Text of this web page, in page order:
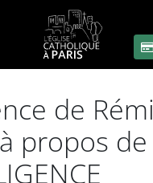
de Rémi
propos de
des cookies